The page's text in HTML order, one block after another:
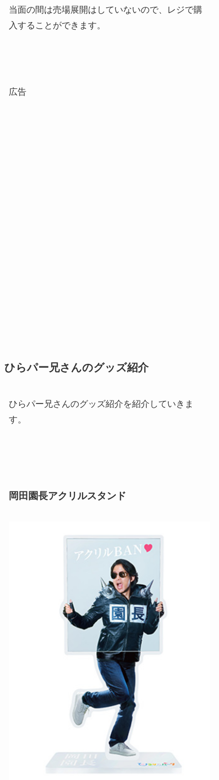
当面の間は売場展開はしていないので、レジで購
入することができます。
広告
ひらパー兄さんのグッズ紹介
ひらパー兄さんのグッズ紹介を紹介していきま
す。
岡田園長アクリルスタンド